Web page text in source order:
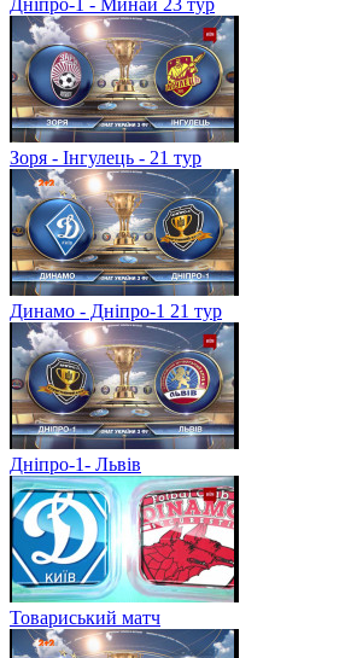
Зоря - Інгулець - 21 тур
Динамо - Дніпро-1 21 тур
Дніпро-1- Львів
Товариський матч